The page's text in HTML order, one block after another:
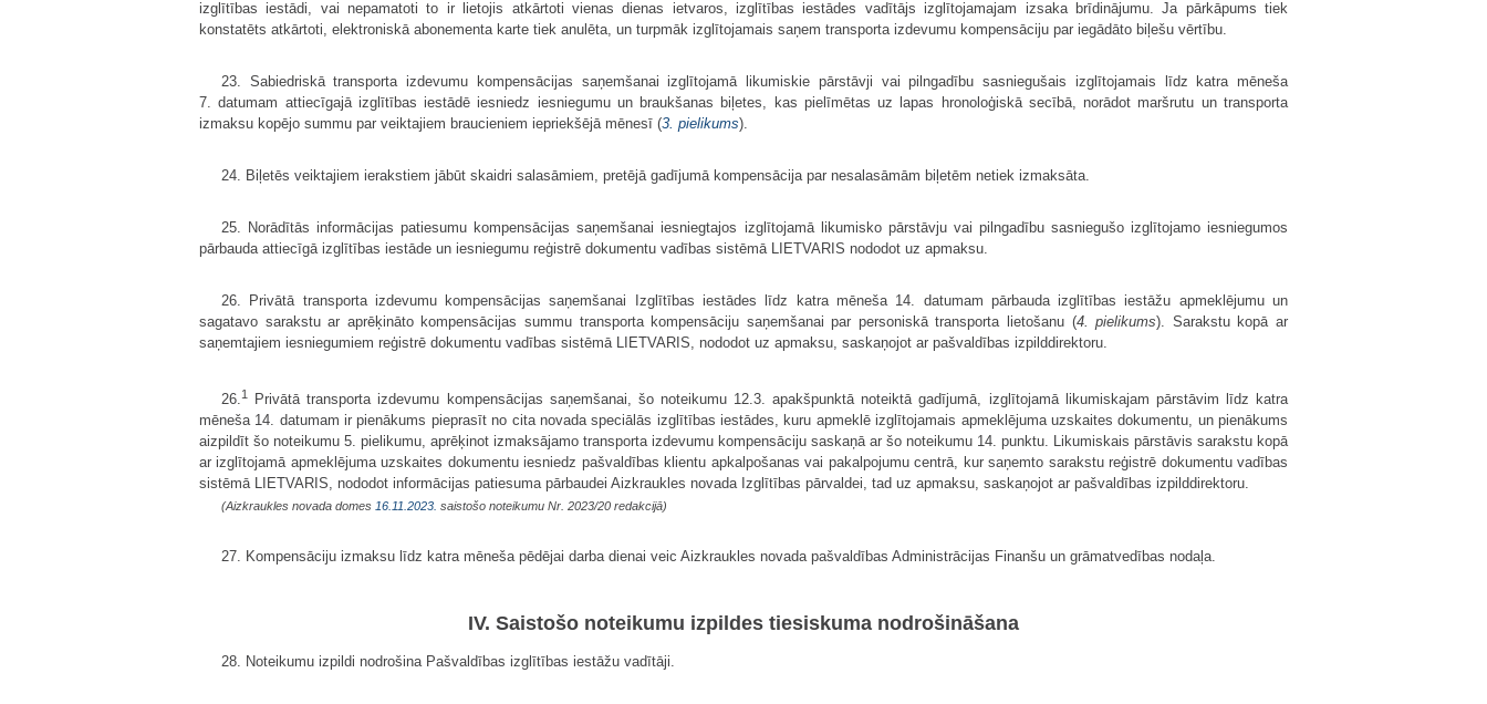
izglītības iestādi, vai nepamatoti to ir lietojis atkārtoti vienas dienas ietvaros, izglītības iestādes vadītājs izglītojamajam izsaka brīdinājumu. Ja pārkāpums tiek
konstatēts atkārtoti, elektroniskā abonementa karte tiek anulēta, un turpmāk izglītojamais saņem transporta izdevumu kompensāciju par iegādāto biļešu vērtību.
23. Sabiedriskā transporta izdevumu kompensācijas saņemšanai izglītojamā likumiskie pārstāvji vai pilngadību sasniegušais izglītojamais līdz katra mēneša
7. datumam attiecīgajā izglītības iestādē iesniedz iesniegumu un braukšanas biļetes, kas pielīmētas uz lapas hronoloģiskā secībā, norādot maršrutu un transporta
izmaksu kopējo summu par veiktajiem braucieniem iepriekšējā mēnesī (3. pielikums).
24. Biļetēs veiktajiem ierakstiem jābūt skaidri salasāmiem, pretējā gadījumā kompensācija par nesalasāmām biļetēm netiek izmaksāta.
25. Norādītās informācijas patiesumu kompensācijas saņemšanai iesniegtajos izglītojamā likumisko pārstāvju vai pilngadību sasniegušo izglītojamo iesniegumos
pārbauda attiecīgā izglītības iestāde un iesniegumu reģistrē dokumentu vadības sistēmā LIETVARIS nododot uz apmaksu.
26. Privātā transporta izdevumu kompensācijas saņemšanai Izglītības iestādes līdz katra mēneša 14. datumam pārbauda izglītības iestāžu apmeklējumu un
sagatavo sarakstu ar aprēķināto kompensācijas summu transporta kompensāciju saņemšanai par personiskā transporta lietošanu (4. pielikums). Sarakstu kopā ar
saņemtajiem iesniegumiem reģistrē dokumentu vadības sistēmā LIETVARIS, nododot uz apmaksu, saskaņojot ar pašvaldības izpilddirektoru.
26.1
Privātā transporta izdevumu kompensācijas saņemšanai, šo noteikumu 12.3. apakšpunktā noteiktā gadījumā, izglītojamā likumiskajam pārstāvim līdz katra
mēneša 14. datumam ir pienākums pieprasīt no cita novada speciālās izglītības iestādes, kuru apmeklē izglītojamais apmeklējuma uzskaites dokumentu, un pienākums
aizpildīt šo noteikumu 5. pielikumu, aprēķinot izmaksājamo transporta izdevumu kompensāciju saskaņā ar šo noteikumu 14. punktu. Likumiskais pārstāvis sarakstu kopā
ar izglītojamā apmeklējuma uzskaites dokumentu iesniedz pašvaldības klientu apkalpošanas vai pakalpojumu centrā, kur saņemto sarakstu reģistrē dokumentu vadības
sistēmā LIETVARIS, nododot informācijas patiesuma pārbaudei Aizkraukles novada Izglītības pārvaldei, tad uz apmaksu, saskaņojot ar pašvaldības izpilddirektoru.
(Aizkraukles novada domes 16.11.2023. saistošo noteikumu Nr. 2023/20 redakcijā)
27. Kompensāciju izmaksu līdz katra mēneša pēdējai darba dienai veic Aizkraukles novada pašvaldības Administrācijas Finanšu un grāmatvedības nodaļa.
IV. Saistošo noteikumu izpildes tiesiskuma nodrošināšana
28. Noteikumu izpildi nodrošina Pašvaldības izglītības iestāžu vadītāji.